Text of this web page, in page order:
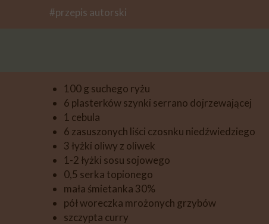
#przepis autorski
100 g suchego ryżu
6 plasterków szynki serrano dojrzewającej
1 cebula
6 zasuszonych liści czosnku niedźwiedziego
3 łyżki oliwy z oliwek
1-2 łyżki sosu sojowego
0,5 serka topionego
mała śmietanka 30%
pół woreczka mrożonych grzybów
szczypta curry